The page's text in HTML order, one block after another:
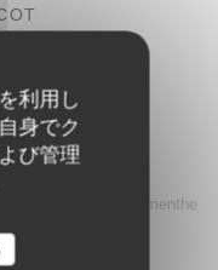
利用し
身でク
び管理
GRIOTTE
sucre de canne & menthe